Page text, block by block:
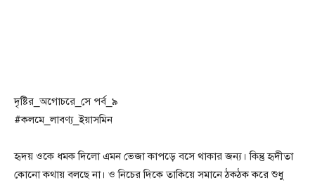
দৃষ্টির_অগোচরে_সে পর্ব_৯
#কলমে_লাবণ্য_ইয়াসমিন
হৃদয় ওকে ধমক দিলো এমন ভেজা কাপড়ে বসে থাকার জন্য। কিন্তু হৃদীতা
কোনো কথায় বলছে না। ও নিচের দিকে তাকিয়ে সমানে ঠকঠক করে শুধু